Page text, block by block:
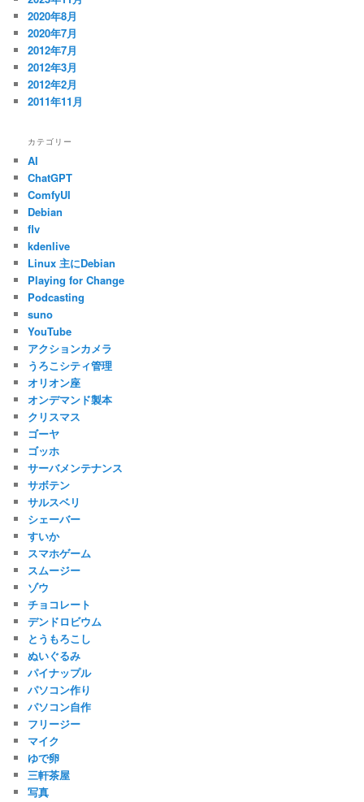
2020年8月
2020年7月
2012年7月
2012年3月
2012年2月
2011年11月
カテゴリー
AI
ChatGPT
ComfyUI
Debian
flv
kdenlive
Linux 主にDebian
Playing for Change
Podcasting
suno
YouTube
アクションカメラ
うろこシティ管理
オリオン座
オンデマンド製本
クリスマス
ゴーヤ
ゴッホ
サーバメンテナンス
サボテン
サルスベリ
シェーバー
すいか
スマホゲーム
スムージー
ゾウ
チョコレート
デンドロビウム
とうもろこし
ぬいぐるみ
パイナップル
パソコン作り
パソコン自作
フリージー
マイク
ゆで卵
三軒茶屋
写真